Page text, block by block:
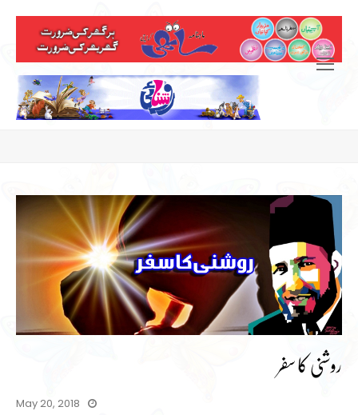
روشنی کا سفر
May 20, 2018